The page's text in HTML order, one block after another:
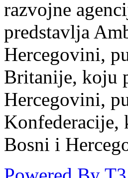
razvojne
predstavlja
Hercegovini,
Britanije, koju
Hercegovini,
Konfederacije,
Bosni i